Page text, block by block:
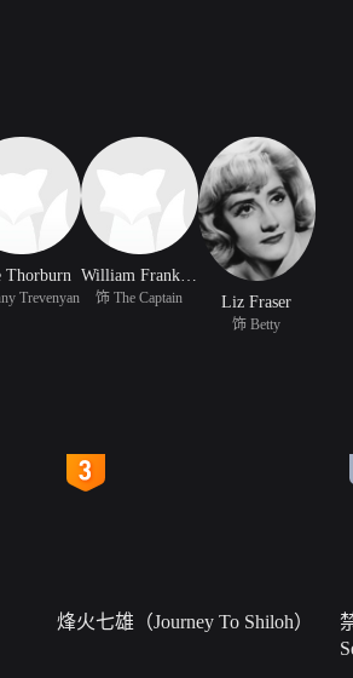
Thorburn
Trevenyan
William Franklyn
饰 The Captain Liz Fraser
饰 Betty
烽火七雄（Journey To Shiloh）